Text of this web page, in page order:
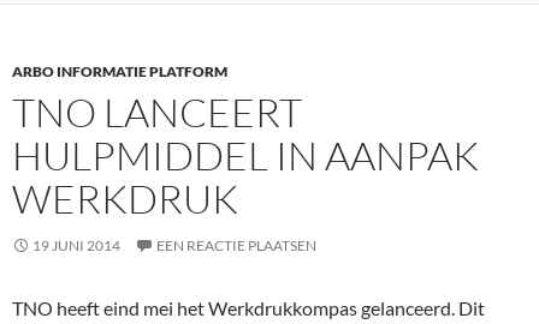
ARBO INFORMATIE PLATFORM
TNO LANCEERT
HULPMIDDEL IN AANPAK
WERKDRUK
19 JUNI 2014 EEN REACTIE PLAATSEN
TNO heeft eind mei het Werkdrukkompas gelanceerd. Dit